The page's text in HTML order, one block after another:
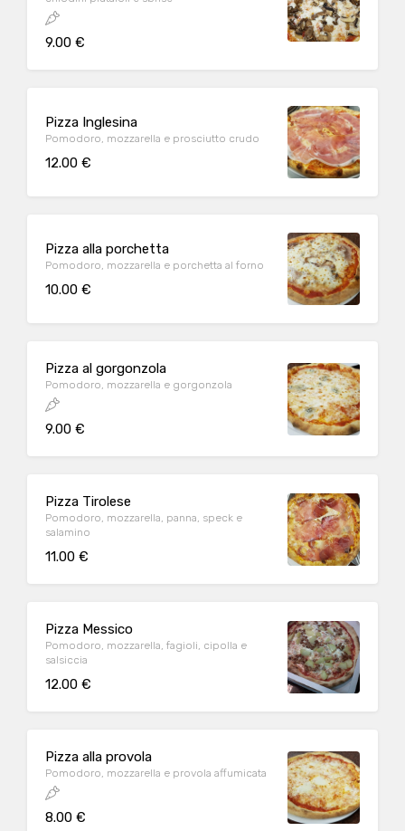
9.00 €
Pizza Inglesina
Pomodoro, mozzarella e prosciutto crudo
12.00 €
Pizza alla porchetta
Pomodoro, mozzarella e porchetta al forno
10.00 €
Pizza al gorgonzola
Pomodoro, mozzarella e gorgonzola
9.00 €
Pizza Tirolese
Pomodoro, mozzarella, panna, speck e
salamino
11.00 €
Pizza Messico
Pomodoro, mozzarella, fagioli, cipolla e
salsiccia
12.00 €
Pizza alla provola
Pomodoro, mozzarella e provola affumicata
8.00 €